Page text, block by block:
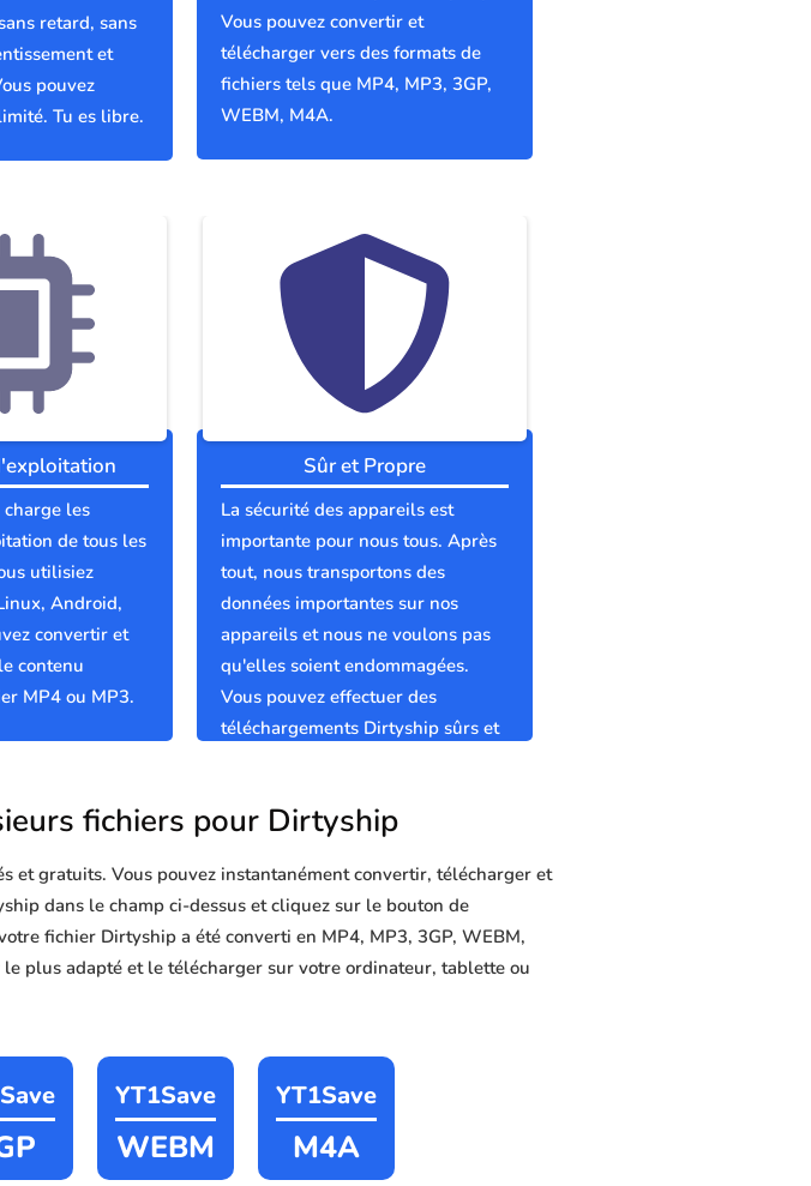
retard, sans
et
pouvez
Tu es libre.
Vous pouvez convertir et
télécharger vers des formats de
fichiers tels que MP4, MP3, 3GP,
WEBM, M4A.
charge les
de tous les
utilisiez
Android,
convertir et
contenu
MP4 ou MP3.
Sûr et Propre
La sécurité des appareils est
importante pour nous tous. Après
tout, nous transportons des
données importantes sur nos
appareils et nous ne voulons pas
qu'elles soient endommagées.
Vous pouvez effectuer des
téléchargements Dirtyship sûrs et
fichiers pour Dirtyship
et gratuits. Vous pouvez instantanément convertir, télécharger et
dans le champ ci-dessus et cliquez sur le bouton de
fichier Dirtyship a été converti en MP4, MP3, 3GP, WEBM,
plus adapté et le télécharger sur votre ordinateur, tablette ou
YT1Save
WEBM
YT1Save
M4A